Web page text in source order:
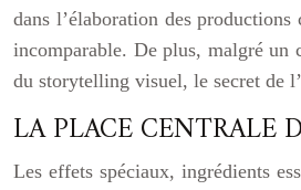
dans l’élaboration des
incomparable. De plus, malgré un
du storytelling visuel, le secret de
LA PLACE CENTRALE
Les effets spéciaux, ingrédients